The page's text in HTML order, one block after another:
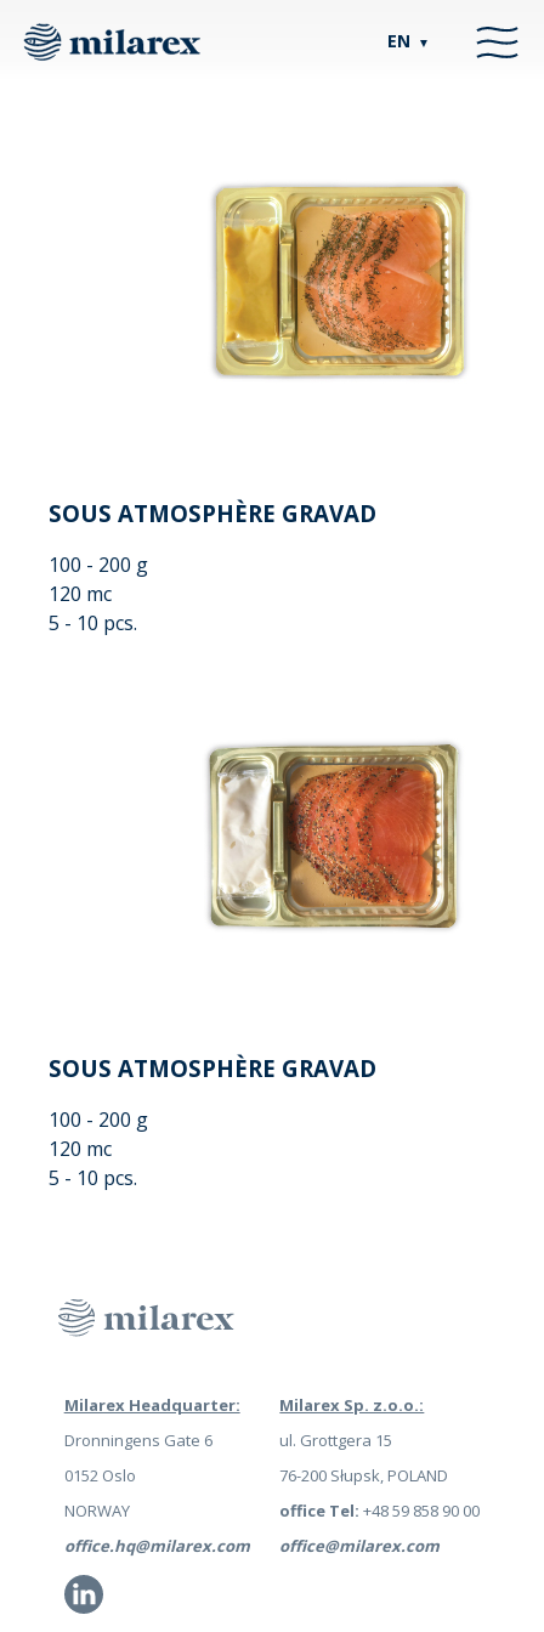
EN ▼
SOUS ATMOSPHÈRE GRAVAD
100 - 200 g
120 mc
5 - 10 pcs.
SOUS ATMOSPHÈRE GRAVAD
100 - 200 g
120 mc
5 - 10 pcs.
Milarex Headquarter:
Dronningens Gate 6
0152 Oslo
NORWAY
office.hq@milarex.com
Li
Milarex Sp. z.o.o.:
ul. Grottgera 15
76-200 Słupsk, POLAND
office Tel: +48 59 858 90 00
office@milarex.com